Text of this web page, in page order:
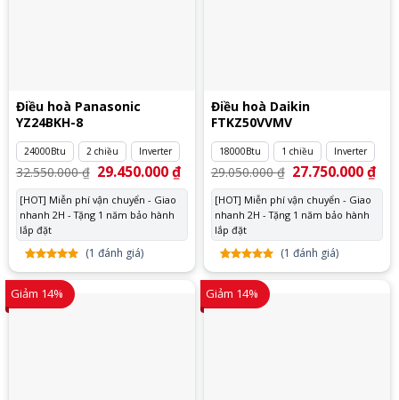
Điều hoà Panasonic
YZ24BKH-8
24000Btu 2 chiều Inverter
32.550.000₫ Giá
gốc
là:
32.550.000 ₫.
29.450.000₫Giá
tại
29.450.000 ₫.
[HOT] Miễn phí vận chuyển - Giao
nhanh 2H - Tặng 1 năm bảo hành
lắp đặt
5.00trên
5 dựa
trên
1
đánh
(1 đánh giá)
Điều hoà Daikin
FTKZ50VVMV
18000Btu 1 chiều Inverter
29.050.000₫ Giá
gốc
là:
29.050.000 ₫.
27.750.000₫Giá
tại
[HOT] Miễn phí vận chuyển - Giao
nhanh 2H - Tặng 1 năm bảo hành
lắp đặt
5.00trên
5 dựa
trên
1
đánh
(1 đánh giá)
Giảm 14% Giảm 14%